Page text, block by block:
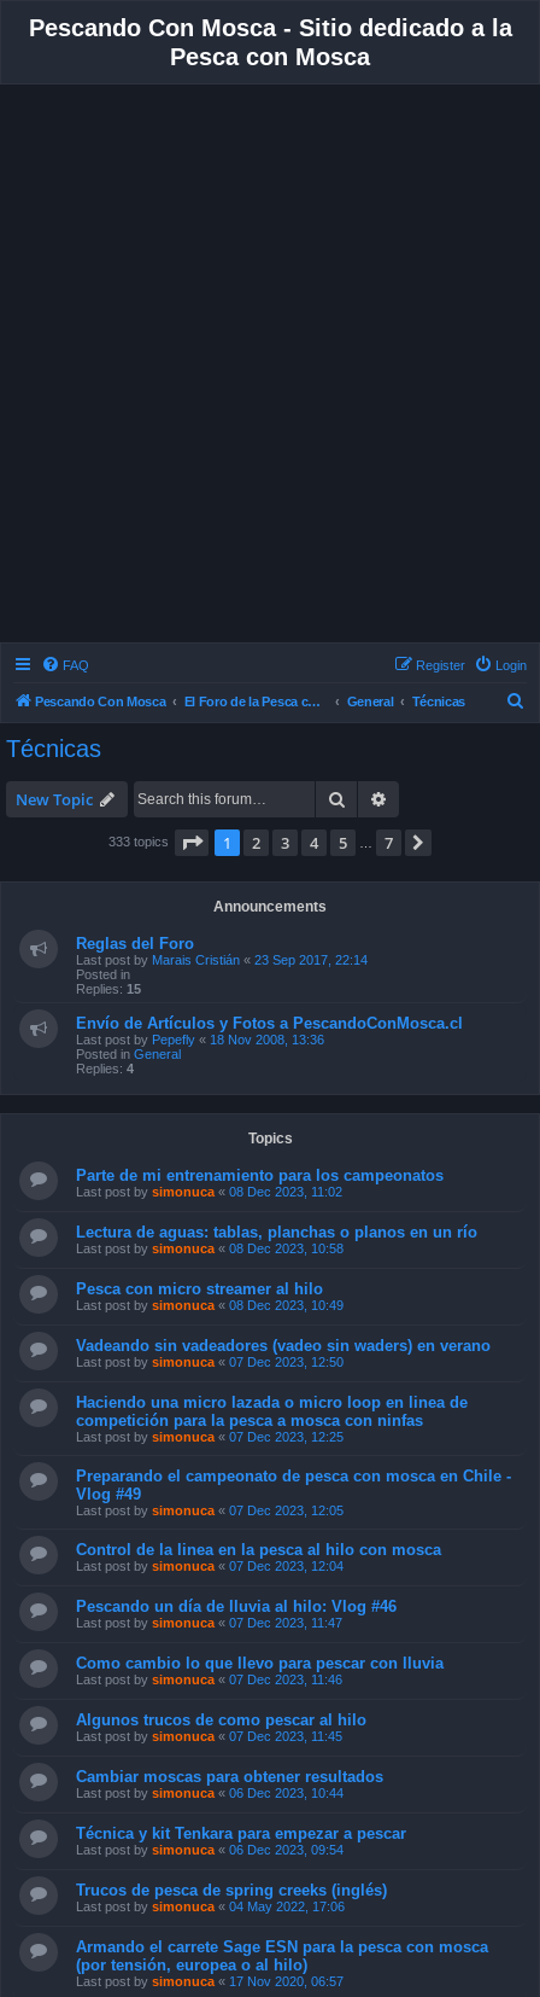
Pescando Con Mosca - Sitio dedicado a la
Pesca con Mosca
FAQ Login
Register
Pescando Con Mosca El Foro de la Pesca con Mosca en Chile General Técnicas
Técnicas
New Topic Search
333 topics Page 1of 7
1 2 3 4 5 7
Announcements
Reglas del Foro
Last post by Marais Cristián « 23 Sep 2017, 22:14
Posted in
Replies: 15
Envío de Artículos y Fotos a PescandoConMosca.cl
Last post by Pepefly « 18 Nov 2008, 13:36
Posted in General
Replies: 4
Topics
Parte de mi entrenamiento para los campeonatos
Last post by simonuca « 08 Dec 2023, 11:02
Lectura de aguas: tablas, planchas o planos en un río
Last post by simonuca « 08 Dec 2023, 10:58
Pesca con micro streamer al hilo
Last post by simonuca « 08 Dec 2023, 10:49
Vadeando sin vadeadores (vadeo sin waders) en verano
Last post by simonuca « 07 Dec 2023, 12:50
Haciendo una micro lazada o micro loop en linea de
competición para la pesca a mosca con ninfas
Last post by simonuca « 07 Dec 2023, 12:25
Preparando el campeonato de pesca con mosca en Chile -
Vlog #49
Last post by simonuca « 07 Dec 2023, 12:05
Control de la linea en la pesca al hilo con mosca
Last post by simonuca « 07 Dec 2023, 12:04
Pescando un día de lluvia al hilo: Vlog #46
Last post by simonuca « 07 Dec 2023, 11:47
Como cambio lo que llevo para pescar con lluvia
Last post by simonuca « 07 Dec 2023, 11:46
Algunos trucos de como pescar al hilo
Last post by simonuca « 07 Dec 2023, 11:45
Cambiar moscas para obtener resultados
Last post by simonuca « 06 Dec 2023, 10:44
Técnica y kit Tenkara para empezar a pescar
Last post by simonuca « 06 Dec 2023, 09:54
Trucos de pesca de spring creeks (inglés)
Last post by simonuca « 04 May 2022, 17:06
Armando el carrete Sage ESN para la pesca con mosca
(por tensión, europea o al hilo)
Last post by simonuca « 17 Nov 2020, 06:57